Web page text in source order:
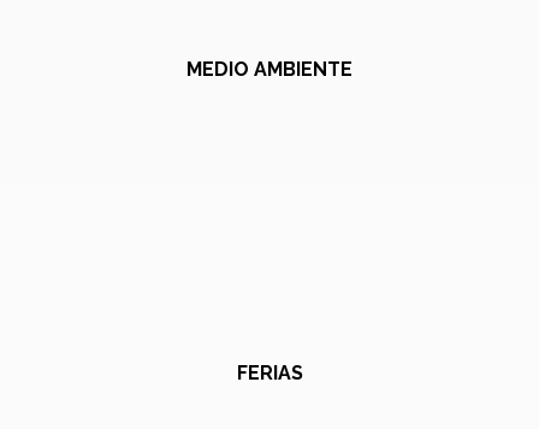
MEDIO AMBIENTE
FERIAS